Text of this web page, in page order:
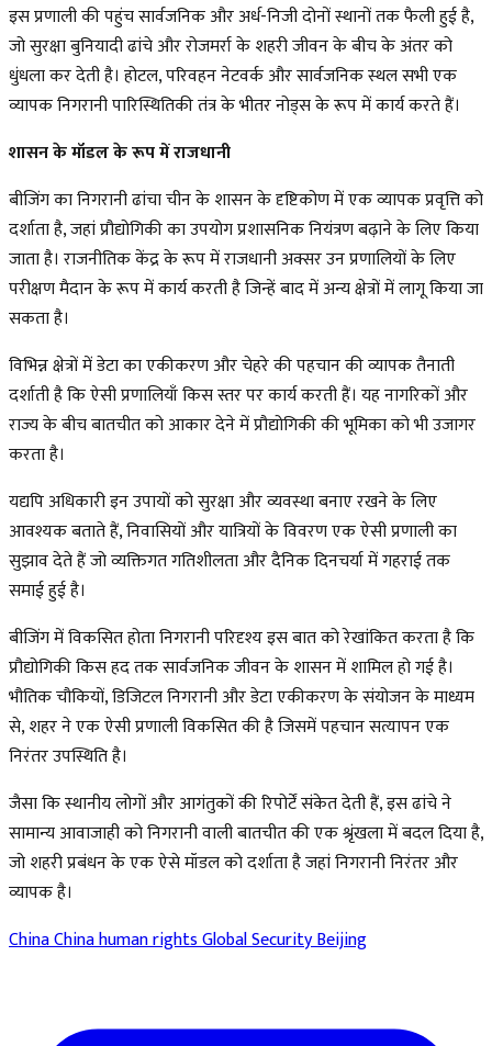
इस प्रणाली की पहुंच सार्वजनिक और अर्ध-निजी दोनों स्थानों तक फैली हुई है,
जो सुरक्षा बुनियादी ढांचे और रोजमर्रा के शहरी जीवन के बीच के अंतर को
धुंधला कर देती है। होटल, परिवहन नेटवर्क और सार्वजनिक स्थल सभी एक
व्यापक निगरानी पारिस्थितिकी तंत्र के भीतर नोड्स के रूप में कार्य करते हैं।
शासन के मॉडल के रूप में राजधानी
बीजिंग का निगरानी ढांचा चीन के शासन के दृष्टिकोण में एक व्यापक प्रवृत्ति को
दर्शाता है, जहां प्रौद्योगिकी का उपयोग प्रशासनिक नियंत्रण बढ़ाने के लिए किया
जाता है। राजनीतिक केंद्र के रूप में राजधानी अक्सर उन प्रणालियों के लिए
परीक्षण मैदान के रूप में कार्य करती है जिन्हें बाद में अन्य क्षेत्रों में लागू किया जा
सकता है।
विभिन्न क्षेत्रों में डेटा का एकीकरण और चेहरे की पहचान की व्यापक तैनाती
दर्शाती है कि ऐसी प्रणालियाँ किस स्तर पर कार्य करती हैं। यह नागरिकों और
राज्य के बीच बातचीत को आकार देने में प्रौद्योगिकी की भूमिका को भी उजागर
करता है।
यद्यपि अधिकारी इन उपायों को सुरक्षा और व्यवस्था बनाए रखने के लिए
आवश्यक बताते हैं, निवासियों और यात्रियों के विवरण एक ऐसी प्रणाली का
सुझाव देते हैं जो व्यक्तिगत गतिशीलता और दैनिक दिनचर्या में गहराई तक
समाई हुई है।
बीजिंग में विकसित होता निगरानी परिदृश्य इस बात को रेखांकित करता है कि
प्रौद्योगिकी किस हद तक सार्वजनिक जीवन के शासन में शामिल हो गई है।
भौतिक चौकियों, डिजिटल निगरानी और डेटा एकीकरण के संयोजन के माध्यम
से, शहर ने एक ऐसी प्रणाली विकसित की है जिसमें पहचान सत्यापन एक
निरंतर उपस्थिति है।
जैसा कि स्थानीय लोगों और आगंतुकों की रिपोर्टें संकेत देती हैं, इस ढांचे ने
सामान्य आवाजाही को निगरानी वाली बातचीत की एक श्रृंखला में बदल दिया है,
जो शहरी प्रबंधन के एक ऐसे मॉडल को दर्शाता है जहां निगरानी निरंतर और
व्यापक है।
ChinaChina human rightsGlobal SecurityBeijing